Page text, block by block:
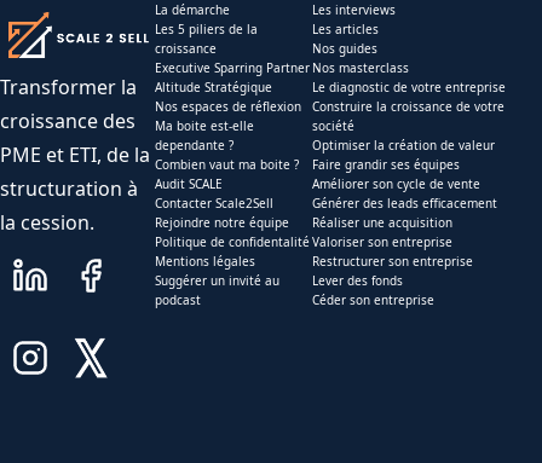
Transformer la
croissance des
PME et ETI, de la
structuration à
la cession.
La démarche
Les 5 piliers de la
croissance
Executive Sparring Partner
Altitude Stratégique
Nos espaces de réflexion
Ma boite est-elle
dependante ?
Combien vaut ma boite ?
Audit SCALE
Contacter Scale2Sell
Rejoindre notre équipe
Politique de confidentalité
Mentions légales
Suggérer un invité au
podcast
Les interviews
Les articles
Nos guides
Nos masterclass
Le diagnostic de votre entreprise
Construire la croissance de votre
société
Optimiser la création de valeur
Faire grandir ses équipes
Améliorer son cycle de vente
Générer des leads efficacement
Réaliser une acquisition
Valoriser son entreprise
Restructurer son entreprise
Lever des fonds
Céder son entreprise